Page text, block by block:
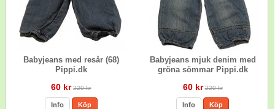
Babyjeans med resår (68)
Pippi.dk
60 kr 229 kr
Info Köp
Babyjeans mjuk denim med
gröna sömmar Pippi.dk
60 kr 229 kr
Info Köp